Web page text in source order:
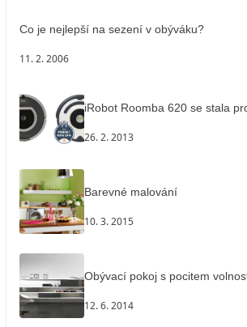
Co je nejlepší na sezení v obýváku?
11. 2. 2006
iRobot Roomba 620 se stala
26. 2. 2013
Barevné malování
10. 3. 2015
Obývací pokoj s pocitem
12. 6. 2014